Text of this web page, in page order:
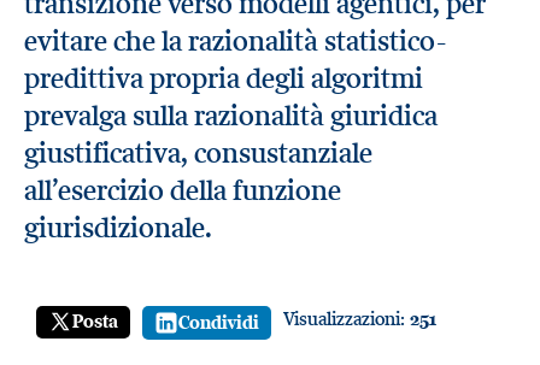
evitare che la razionalità statistico-
predittiva propria degli algoritmi
prevalga sulla razionalità giuridica
giustificativa, consustanziale
all’esercizio della funzione
giurisdizionale.
Posta Condividi Visualizzazioni: 251